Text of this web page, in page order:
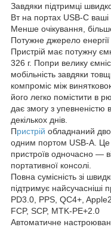
Завдяки підтримці
Вт на портах USB-C
Менше очікування, більше
Потужне джерело
Пристрій має потужну
326 г. Попри велику
мобільність завдяки
компроміс між
його легко помістити в
дає змогу з упевненістю
декількох днів.
Пристрій обладнаний
одним портом USB-A. Це
пристроїв одночасно —
портативної консолі.
Повна сумісність зі
підтримує найсучасніші
PD3.0, PPS, QC4+,
FCP, SCP, MTK-PE+2.0
Автоматичне